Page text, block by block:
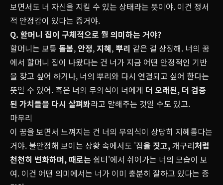
보면서도 너 자신을 지킬 수 있는 상태라는 뜻이야. 이건 정서
적 안정감이 있다는 증거야.
Q. 할머니 집이 구체적으로 뭘 의미하는 거야?
할머니는 보통 돌봄, 안정, 지혜, 뿌리 같은 걸 상징해. 너의 꿈
에서 할머니 집이 나왔다는 건 너가 지금 어떤 안정적인 기반
을 찾고 싶어 하거나, 너의 뿌리와 다시 연결되고 싶어 한다는
뜻일 수 있어. 혹은 너의 무의식이 너에게 더 오래된, 더 검증
된 가치들을 다시 살펴봐라고 말해주는 것일 수도 있고.
마무리
이 꿈을 보면서 느껴지는 건 너의 무의식이 상당히 지혜롭다는
거야. 불안정해 보이는 상황 속에서도 '집을 짓고,개구리처럼
천천히 변화하며, 때로는 쉼터'에서 쉬어가는 너의 모습이 보
여. 이건 어떤 의미에서는 너가 이미 충분히 잘하고 있다는 증